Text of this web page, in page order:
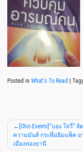
Posted in What's To Read
[Chic-Events]“บอง โจวี่” จั
ความมันส์ กระหึ่มอิมแพ็ค อ
เมืองทองธานี